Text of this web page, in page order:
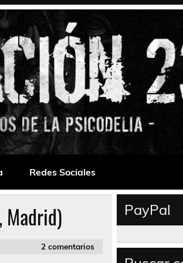
Redes Sociales
Madrid)
2 comentarios
PayPal